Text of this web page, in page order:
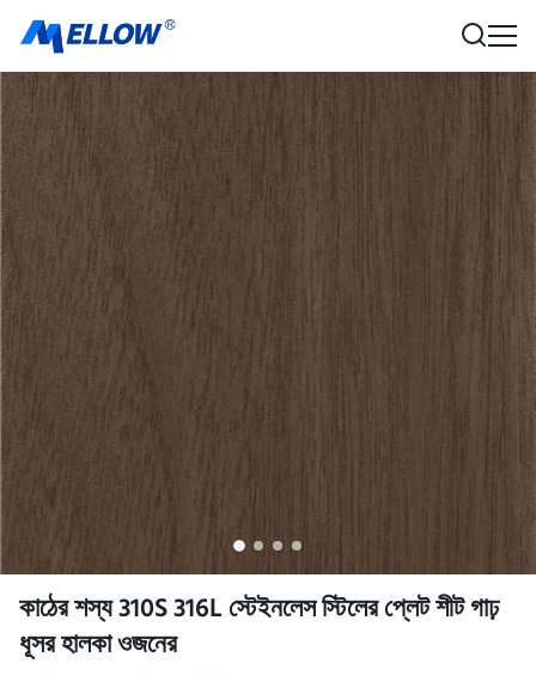
কাঠের শস্য 310S 316L স্টেইনলেস স্টিলের প্লেট শীট গাঢ়
ধূসর হালকা ওজনের